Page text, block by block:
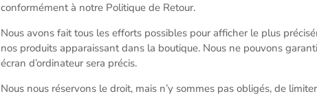
conformément à notre Politique de Retour.
Nous avons fait tous les efforts possibles pour afficher le plus
nos produits apparaissant dans la boutique. Nous ne pouvons
écran d’ordinateur sera précis.
Nous nous réservons le droit, mais n’y sommes pas obligés, de